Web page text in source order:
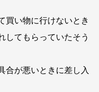
買い物に行けないとき
してもらっていたそう
合が悪いときに差し入